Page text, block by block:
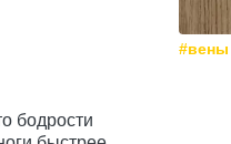
#вены
бодрости